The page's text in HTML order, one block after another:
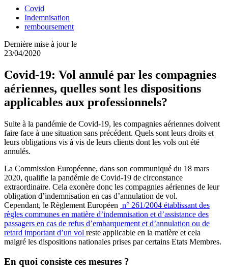
Covid
Indemnisation
remboursement
Dernière mise à jour le
23/04/2020
Covid-19: Vol annulé par les compagnies
aériennes, quelles sont les dispositions
applicables aux professionnels?
Suite à la pandémie de Covid-19, les compagnies aériennes doivent
faire face à une situation sans précédent. Quels sont leurs droits et
leurs obligations vis à vis de leurs clients dont les vols ont été
annulés.
La Commission Européenne, dans son communiqué du 18 mars
2020, qualifie la pandémie de Covid-19 de circonstance
extraordinaire. Cela exonère donc les compagnies aériennes de leur
obligation d’indemnisation en cas d’annulation de vol.
Cependant, le Règlement Européen n° 261/2004 établissant des
règles communes en matière d’indemnisation et d’assistance des
passagers en cas de refus d’embarquement et d’annulation ou de
retard important d’un vol reste applicable en la matière et cela
malgré les dispositions nationales prises par certains Etats Membres.
En quoi consiste ces mesures ?